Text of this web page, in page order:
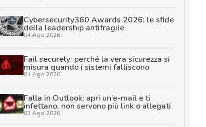
Cybersecurity360 Awards 2026: le sfide
della leadership antifragile
04 Ago 2026
Fail securely: perché la vera sicurezza si
misura quando i sistemi falliscono
04 Ago 2026
Falla in Outlook: apri un’e-mail e ti
infettano, non servono più link o allegati
03 Ago 2026